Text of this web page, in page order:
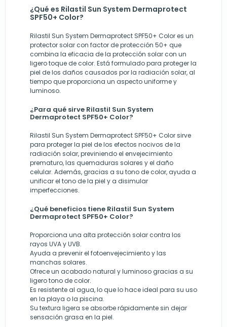
¿Qué es Rilastil Sun System Dermaprotect
SPF50+ Color?
Rilastil Sun System Dermaprotect SPF50+ Color es un
protector solar con factor de protección 50+ que
combina la eficacia de la protección solar con un
ligero toque de color. Está formulado para proteger la
piel de los daños causados por la radiación solar, al
tiempo que proporciona un aspecto uniforme y
luminoso.
¿Para qué sirve Rilastil Sun System
Dermaprotect SPF50+ Color?
Rilastil Sun System Dermaprotect SPF50+ Color sirve
para proteger la piel de los efectos nocivos de la
radiación solar, previniendo el envejecimiento
prematuro, las quemaduras solares y el daño
celular. Además, gracias a su tono de color, ayuda a
unificar el tono de la piel y a disimular
imperfecciones.
¿Qué beneficios tiene Rilastil Sun System
Dermaprotect SPF50+ Color?
Proporciona una alta protección solar contra los
rayos UVA y UVB.
Ayuda a prevenir el fotoenvejecimiento y las
manchas solares.
Ofrece un acabado natural y luminoso gracias a su
ligero tono de color.
Es resistente al agua, lo que lo hace ideal para su uso
en la playa o la piscina.
Su textura ligera se absorbe rápidamente sin dejar
sensación grasa en la piel.